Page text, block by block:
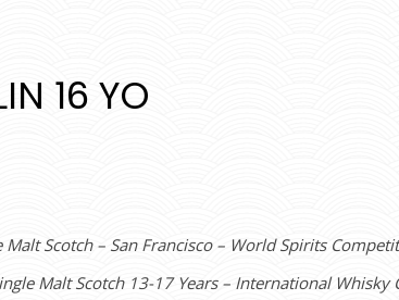
16 YO
Malt Scotch – San Francisco – World Spirits
Malt Scotch 13-17 Years – International Whisky